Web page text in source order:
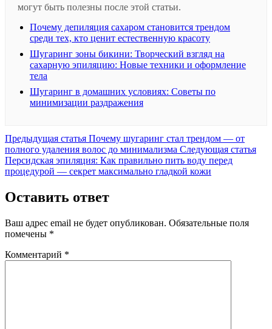
могут быть полезны после этой статьи.
Почему депиляция сахаром становится трендом
среди тех, кто ценит естественную красоту
Шугаринг зоны бикини: Творческий взгляд на
сахарную эпиляцию: Новые техники и оформление
тела
Шугаринг в домашних условиях: Советы по
минимизации раздражения
Предыдущая статья Предыдущая
запись:
Почему шугаринг стал трендом — от
полного удаления волос до минимализма Следующая статья
Персидская эпиляция: Как правильно пить воду перед
процедурой — секрет максимально гладкой кожи
Оставить ответ
Ваш адрес email не будет опубликован. Обязательные поля
помечены *
Комментарий *